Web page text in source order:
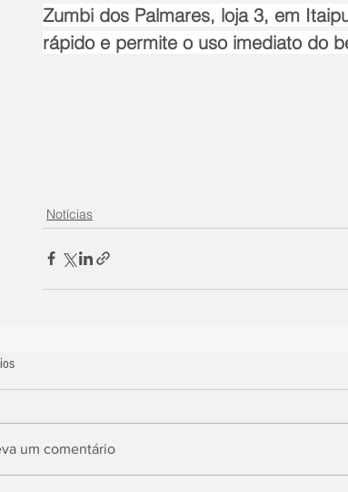
Zumbi dos Palmares, loja 3, em
rápido e permite o uso imediato do
Notícias
um comentário